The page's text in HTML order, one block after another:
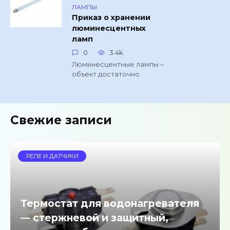
ЛАМПЫ
Приказ о хранении
люминесцентных
ламп
0
3.4k.
Люминесцентные лампы –
объект достаточно
Свежие записи
РЕЛЕ И ДАТЧИКИ
Термостат для водонагревателя
— стержневой и защитный,